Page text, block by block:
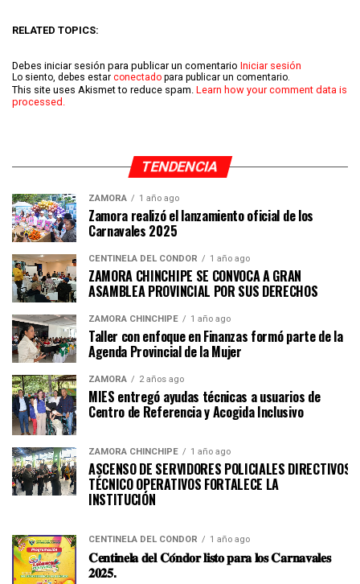
RELATED TOPICS:
Debes iniciar sesión para publicar un comentario Iniciar sesión
Lo siento, debes estar conectado para publicar un comentario.
This site uses Akismet to reduce spam. Learn how your comment data is
processed.
TENDENCIA
ZAMORA 1 año ago
Zamora realizó el lanzamiento oficial de los
Carnavales 2025
CENTINELA DEL CÓNDOR 1 año ago
ZAMORA CHINCHIPE SE CONVOCA A GRAN
ASAMBLEA PROVINCIAL POR SUS DERECHOS
ZAMORA CHINCHIPE 1 año ago
Taller con enfoque en Finanzas formó parte de la
Agenda Provincial de la Mujer
ZAMORA 2 años ago
MIES entregó ayudas técnicas a usuarios de
Centro de Referencia y Acogida Inclusivo
ZAMORA CHINCHIPE 1 año ago
ASCENSO DE SERVIDORES POLICIALES DIRECTIVOS Y
TÉCNICO OPERATIVOS FORTALECE LA
CENTINELA DEL CÓNDOR 1 año ago
𝐂𝐞𝐧𝐭𝐢𝐧𝐞𝐥𝐚 𝐝𝐞𝐥 𝐂𝐨́𝐧𝐝𝐨𝐫 𝐥𝐢𝐬𝐭𝐨 𝐩𝐚𝐫𝐚 𝐥𝐨𝐬 𝐂𝐚𝐫𝐧𝐚𝐯𝐚𝐥𝐞𝐬
𝟐𝟎𝟐𝟓.